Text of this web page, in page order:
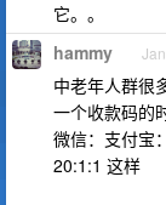
它。。
hammy
中老年人群很
一个收款码的
微信：支付宝
20:1:1 这样